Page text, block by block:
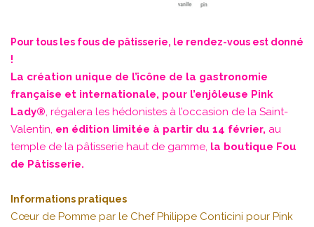
Pour tous les fous de pâtisserie, le rendez-vous est donné
!
La création unique de l’icône de la gastronomie
française et internationale, pour l’enjôleuse Pink
Lady®, régalera les hédonistes à l’occasion de la Saint-
Valentin, en édition limitée à partir du 14 février, au
temple de la pâtisserie haut de gamme, la boutique Fou
de Pâtisserie.
Informations pratiques
Cœur de Pomme par le Chef Philippe Conticini pour Pink